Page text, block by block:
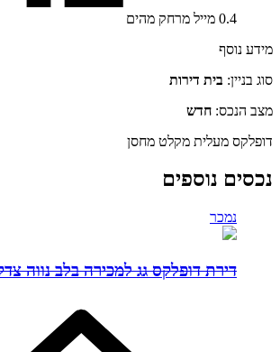
0.4 מייל מרחק מהים
מידע נוסף
סוג בניין: בית דירות
מצב הנכס: חדש
דופלקס מעלית מקלט מחסן
נכסים נוספים
נמכר
דירת דופלקס גג למכירה בלב נווה